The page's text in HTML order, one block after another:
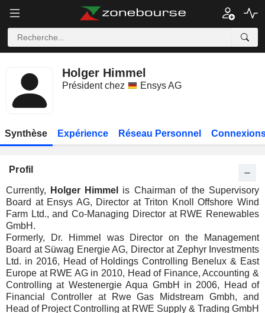
Holger Himmel
Président chez Ensys AG
Synthèse Expérience Réseau Personnel
Profil
Currently, Holger Himmel
is Chairman of the Supervisory
Board at Ensys AG, Director at Triton Knoll Offshore Wind
Farm Ltd., and Co-Managing Director at RWE Renewables
GmbH.
Formerly, Dr. Himmel was Director on the Management
Board at Süwag Energie AG, Director at Zephyr Investments
Ltd. in 2016, Head of Holdings Controlling Benelux & East
Europe at RWE AG in 2010, Head of Finance, Accounting &
Controlling at Westenergie Aqua GmbH in 2006, Head of
Financial Controller at Rwe Gas Midstream Gmbh, and
Head of Project Controlling at RWE Supply & Trading GmbH